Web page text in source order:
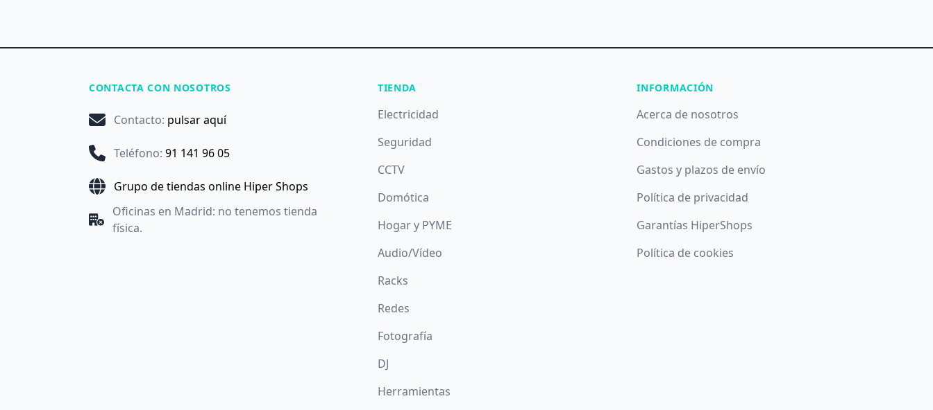
CONTACTA CON NOSOTROS
Contacto: pulsar aquí
Teléfono: 91 141 96 05
Grupo de tiendas online Hiper Shops
Oficinas en Madrid: no tenemos tienda
física.
TIENDA
Electricidad
Seguridad
CCTV
Domótica
Hogar y PYME
Audio/Vídeo
Racks
Redes
Fotografía
DJ
Herramientas
INFORMACIÓN
Acerca de nosotros
Condiciones de compra
Gastos y plazos de envío
Política de privacidad
Garantías HiperShops
Política de cookies